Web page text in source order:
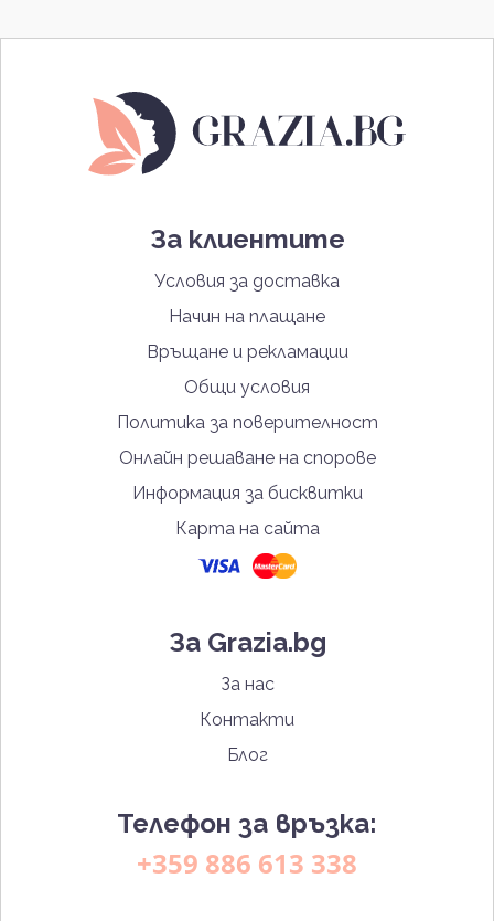
За клиентите
Условия за доставка
Начин на плащане
Връщане и рекламации
Общи условия
Политика за поверителност
Онлайн решаване на спорове
Информация за бисквитки
Карта на сайта
За Grazia.bg
За нас
Контакти
Блог
Телефон за връзка:
+359 886 613 338